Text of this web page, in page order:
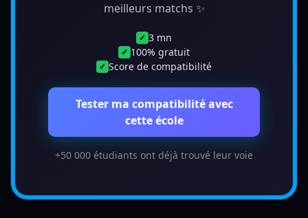
meilleurs matchs ✨
✓ 3 mn
✓ 100% gratuit
✓ Score de compatibilité
Tester ma compatibilité avec
cette école
+50 000 étudiants ont déjà trouvé leur voie